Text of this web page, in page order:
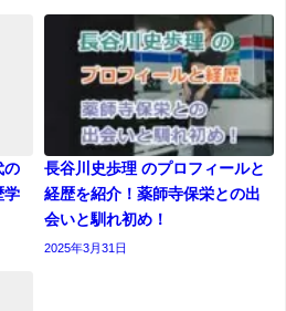
の
学
長谷川史歩理 のプロフィールと
経歴を紹介！薬師寺保栄との出
会いと馴れ初め！
2025年3月31日